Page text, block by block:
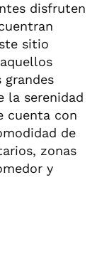
disfruten
sitio
grandes
la serenidad
cuenta con
de
zonas
y